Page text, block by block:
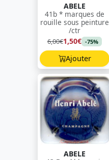
ABELE
41b * marques de
rouille sous peinture
/ctr
6,00€1,50€ -75%
Ajouter
ABELE